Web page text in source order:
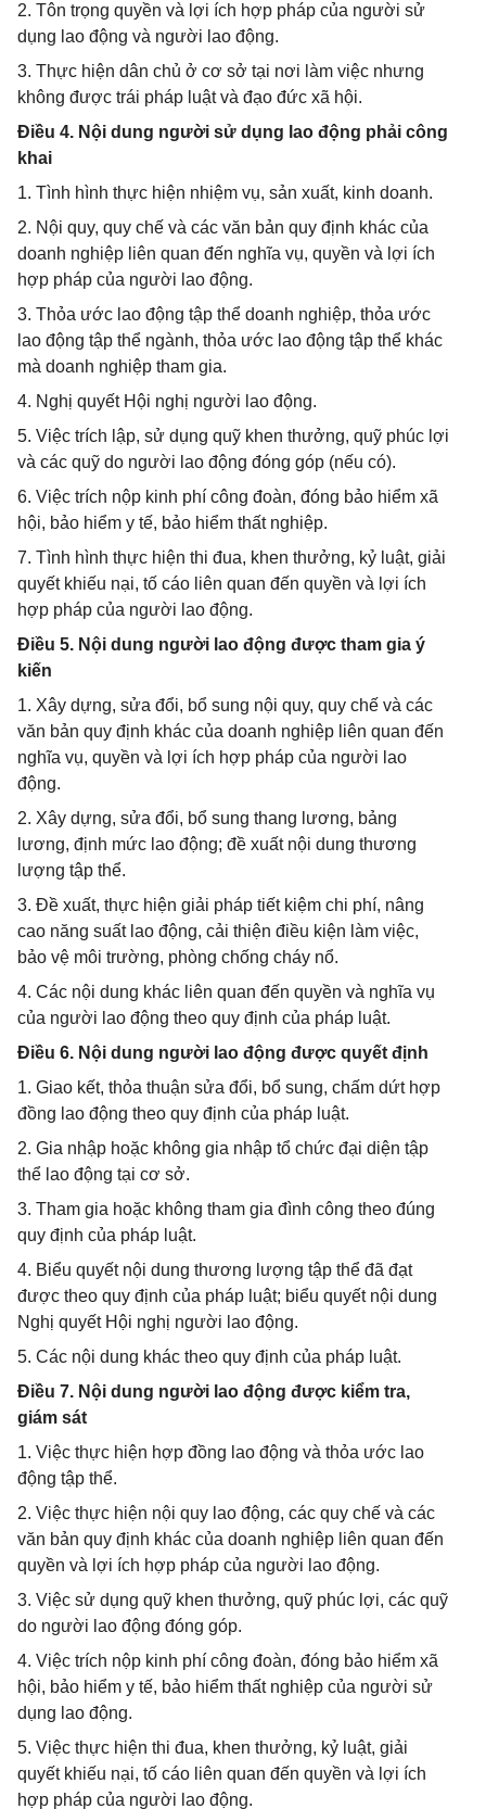
2. Tôn trọng quyền và lợi ích hợp pháp của người sử
dụng lao động và người lao động.
3. Thực hiện dân chủ ở cơ sở tại nơi làm việc nhưng
không được trái pháp luật và đạo đức xã hội.
Điều 4. Nội dung người sử dụng lao động phải công
khai
1. Tình hình thực hiện nhiệm vụ, sản xuất, kinh doanh.
2. Nội quy, quy chế và các văn bản quy định khác của
doanh nghiệp liên quan đến nghĩa vụ, quyền và lợi ích
hợp pháp của người lao động.
3. Thỏa ước lao động tập thể doanh nghiệp, thỏa ước
lao động tập thể ngành, thỏa ước lao động tập thể khác
mà doanh nghiệp tham gia.
4. Nghị quyết Hội nghị người lao động.
5. Việc trích lập, sử dụng quỹ khen thưởng, quỹ phúc lợi
và các quỹ do người lao động đóng góp (nếu có).
6. Việc trích nộp kinh phí công đoàn, đóng bảo hiểm xã
hội, bảo hiểm y tế, bảo hiểm thất nghiệp.
7. Tình hình thực hiện thi đua, khen thưởng, kỷ luật, giải
quyết khiếu nại, tố cáo liên quan đến quyền và lợi ích
hợp pháp của người lao động.
Điều 5. Nội dung người lao động được tham gia ý
kiến
1. Xây dựng, sửa đổi, bổ sung nội quy, quy chế và các
văn bản quy định khác của doanh nghiệp liên quan đến
nghĩa vụ, quyền và lợi ích hợp pháp của người lao
động.
2. Xây dựng, sửa đổi, bổ sung thang lương, bảng
lương, định mức lao động; đề xuất nội dung thương
lượng tập thể.
3. Đề xuất, thực hiện giải pháp tiết kiệm chi phí, nâng
cao năng suất lao động, cải thiện điều kiện làm việc,
bảo vệ môi trường, phòng chống cháy nổ.
4. Các nội dung khác liên quan đến quyền và nghĩa vụ
của người lao động theo quy định của pháp luật.
Điều 6. Nội dung người lao động được quyết định
1. Giao kết, thỏa thuận sửa đổi, bổ sung, chấm dứt hợp
đồng lao động theo quy định của pháp luật.
2. Gia nhập hoặc không gia nhập tổ chức đại diện tập
thể lao động tại cơ sở.
3. Tham gia hoặc không tham gia đình công theo đúng
quy định của pháp luật.
4. Biểu quyết nội dung thương lượng tập thể đã đạt
được theo quy định của pháp luật; biểu quyết nội dung
Nghị quyết Hội nghị người lao động.
5. Các nội dung khác theo quy định của pháp luật.
Điều 7. Nội dung người lao động được kiểm tra,
giám sát
1. Việc thực hiện hợp đồng lao động và thỏa ước lao
động tập thể.
2. Việc thực hiện nội quy lao động, các quy chế và các
văn bản quy định khác của doanh nghiệp liên quan đến
quyền và lợi ích hợp pháp của người lao động.
3. Việc sử dụng quỹ khen thưởng, quỹ phúc lợi, các quỹ
do người lao động đóng góp.
4. Việc trích nộp kinh phí công đoàn, đóng bảo hiểm xã
hội, bảo hiểm y tế, bảo hiểm thất nghiệp của người sử
dụng lao động.
5. Việc thực hiện thi đua, khen thưởng, kỷ luật, giải
quyết khiếu nại, tố cáo liên quan đến quyền và lợi ích
hợp pháp của người lao động.